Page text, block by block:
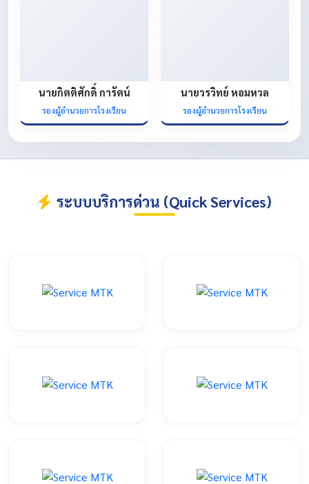
นายกิตติศักดิ์ การัตน์
รองผู้อำนวยการโรงเรียน
นายวรวิทย์ หอมหวล
รองผู้อำนวยการโรงเรียน
ระบบบริการด่วน (Quick Services)